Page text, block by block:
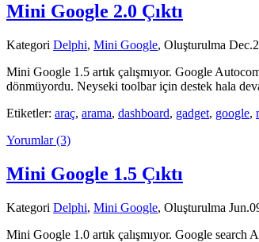
Mini Google 2.0 Çıktı
Kategori Delphi, Mini Google, Oluşturulma
Mini Google 1.5 artık çalışmıyor. Google
dönmüyordu. Neyseki toolbar için destek hala
Etiketler: araç, arama, dashboard, gadget, google,
Yorumlar (3)
Mini Google 1.5 Çıktı
Kategori Delphi, Mini Google, Oluşturulma
Mini Google 1.0 artık çalışmıyor. Google